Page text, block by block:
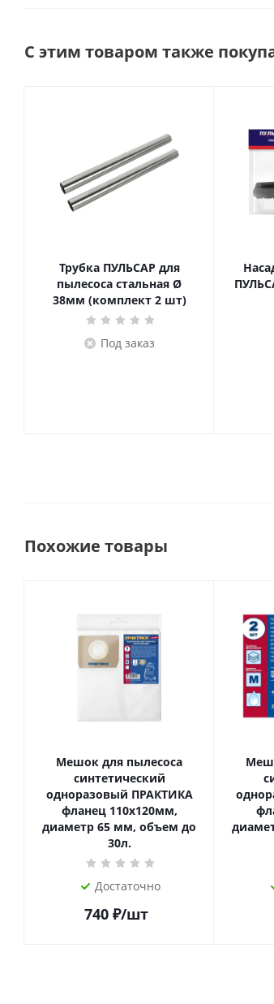
С этим товаром также
Трубка ПУЛЬСАР для
пылесоса стальная Ø
38мм (комплект 2 шт)
Под заказ
Похожие товары
Мешок для пылесоса
синтетический
одноразовый ПРАКТИКА
фланец 110х120мм,
диаметр 65 мм, объем до
30л.
Достаточно
740 ₽/шт